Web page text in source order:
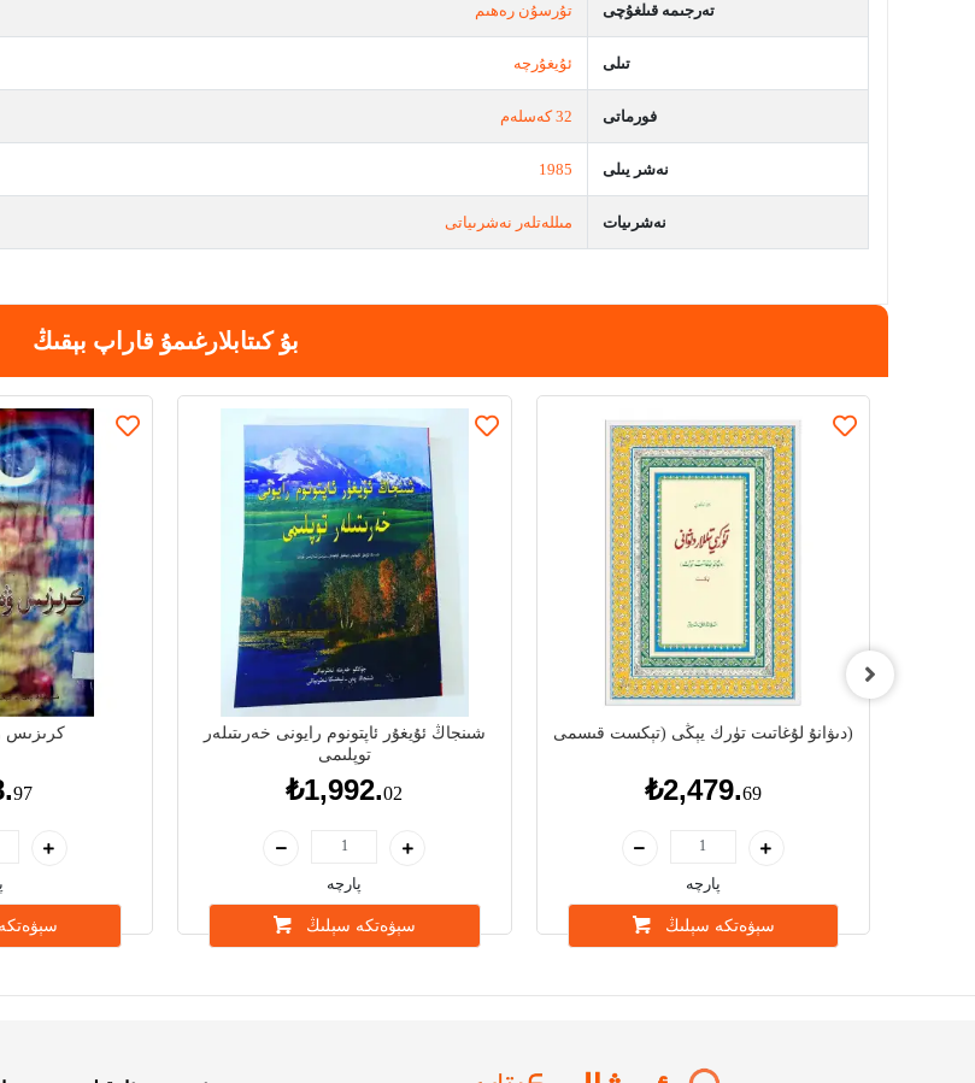
تەرجىمە قىلغۇچى تۇرسۇن رەھىم
تىلى ئۇيغۇرچە
فورماتى 32 كەسلەم
نەشر يىلى 1985
نەشرىيات مىللەتلەر نەشرىياتى
بۇ كىتابلارغىمۇ قاراپ بېقىڭ
كرىزىس
97
شىنجاڭ ئۇيغۇر ئاپتونوم رايونى خەرىتىلەر
توپلىمى
₺1,992.02
پارچە
سېۋەتكە سېلىڭ
دىۋانۇ لۇغاتىت تۈرك يېڭى (تېكست قىسمى)
₺2,479.69
پارچە
سېۋەتكە سېلىڭ